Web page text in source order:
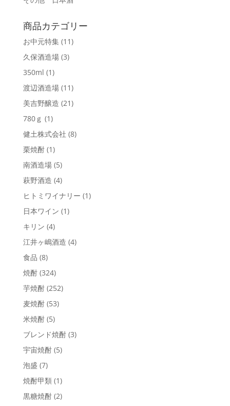
商品カテゴリー
お中元特集 (11)
久保酒造場 (3)
350ml (1)
渡辺酒造場 (11)
美吉野醸造 (21)
780ｇ (1)
健土株式会社 (8)
栗焼酎 (1)
南酒造場 (5)
萩野酒造 (4)
ヒトミワイナリー (1)
日本ワイン (1)
キリン (4)
江井ヶ嶋酒造 (4)
食品 (8)
焼酎 (324)
芋焼酎 (252)
麦焼酎 (53)
米焼酎 (5)
ブレンド焼酎 (3)
宇宙焼酎 (5)
泡盛 (7)
焼酎甲類 (1)
黒糖焼酎 (2)